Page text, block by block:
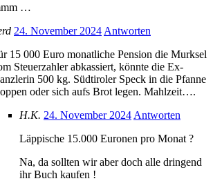
…
24. November 2024 Antworten
15 000 Euro monatliche Pension die Murksel
Steuerzahler abkassiert, könnte die Ex-
500 kg. Südtiroler Speck in die Pfanne
oder sich aufs Brot legen. Mahlzeit….
H.K. 24. November 2024 Antworten
Läppische 15.000 Euronen pro Monat ?
Na, da sollten wir aber doch alle dringend
ihr Buch kaufen !